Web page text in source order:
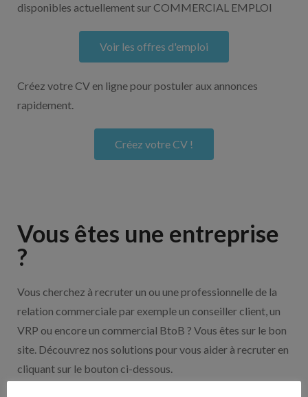
disponibles actuellement sur COMMERCIAL EMPLOI
Voir les offres d'emploi
Créez votre CV en ligne pour postuler aux annonces
rapidement.
Créez votre CV !
Vous êtes une entreprise
?
Vous cherchez à recruter un ou une professionnelle de la
relation commerciale par exemple un conseiller client, un
VRP ou encore un commercial BtoB ? Vous êtes sur le bon
site. Découvrez nos solutions pour vous aider à recruter en
cliquant sur le bouton ci-dessous.